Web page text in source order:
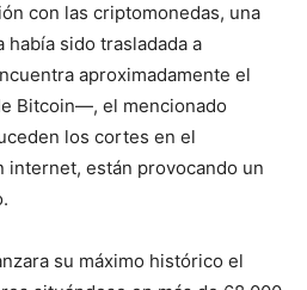
con las criptomonedas, una
sido trasladada a
aproximadamente el
Bitcoin—, el mencionado
los cortes en el
están provocando un
su máximo histórico el